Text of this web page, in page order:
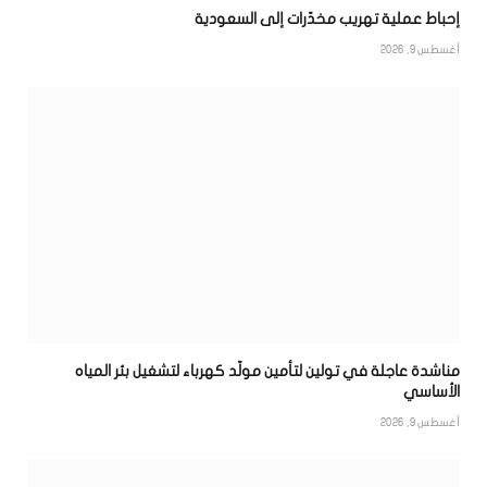
إحباط عملية تهريب مخدّرات إلى السعودية
أغسطس 9, 2026
مناشدة عاجلة في تولين لتأمين مولّد كهرباء لتشغيل بئر المياه
الأساسي
أغسطس 9, 2026